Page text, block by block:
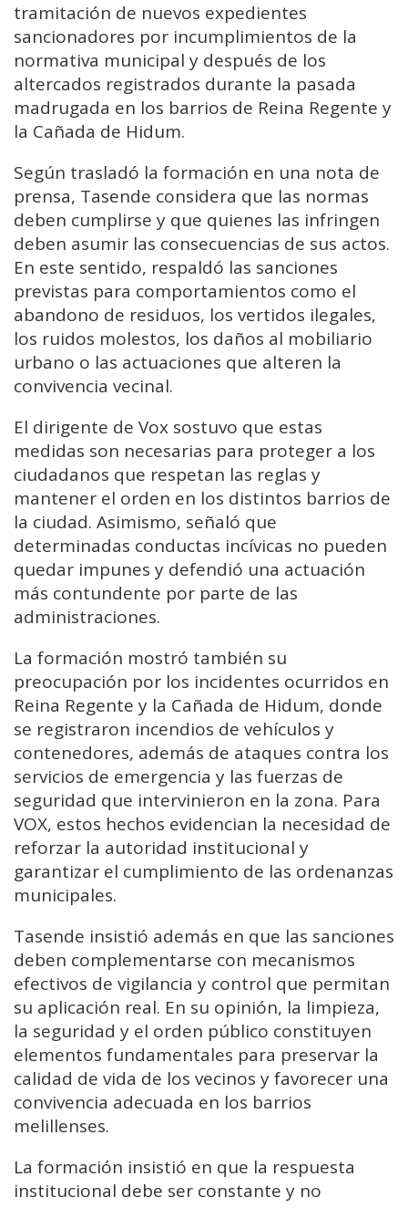
tramitación de nuevos expedientes
sancionadores por incumplimientos de la
normativa municipal y después de los
altercados registrados durante la pasada
madrugada en los barrios de Reina Regente y
la Cañada de Hidum.
Según trasladó la formación en una nota de
prensa, Tasende considera que las normas
deben cumplirse y que quienes las infringen
deben asumir las consecuencias de sus actos.
En este sentido, respaldó las sanciones
previstas para comportamientos como el
abandono de residuos, los vertidos ilegales,
los ruidos molestos, los daños al mobiliario
urbano o las actuaciones que alteren la
convivencia vecinal.
El dirigente de Vox sostuvo que estas
medidas son necesarias para proteger a los
ciudadanos que respetan las reglas y
mantener el orden en los distintos barrios de
la ciudad. Asimismo, señaló que
determinadas conductas incívicas no pueden
quedar impunes y defendió una actuación
más contundente por parte de las
administraciones.
La formación mostró también su
preocupación por los incidentes ocurridos en
Reina Regente y la Cañada de Hidum, donde
se registraron incendios de vehículos y
contenedores, además de ataques contra los
servicios de emergencia y las fuerzas de
seguridad que intervinieron en la zona. Para
VOX, estos hechos evidencian la necesidad de
reforzar la autoridad institucional y
garantizar el cumplimiento de las ordenanzas
municipales.
Tasende insistió además en que las sanciones
deben complementarse con mecanismos
efectivos de vigilancia y control que permitan
su aplicación real. En su opinión, la limpieza,
la seguridad y el orden público constituyen
elementos fundamentales para preservar la
calidad de vida de los vecinos y favorecer una
convivencia adecuada en los barrios
melillenses.
La formación insistió en que la respuesta
institucional debe ser constante y no